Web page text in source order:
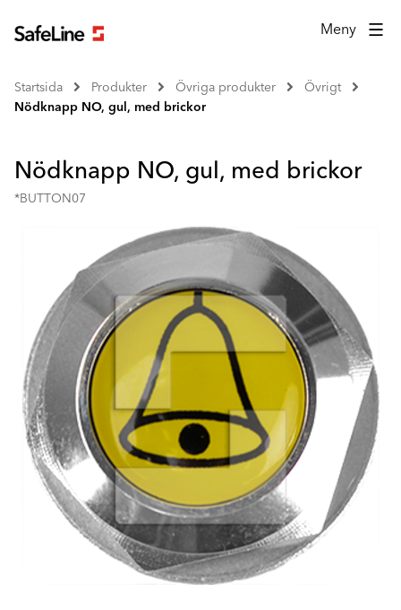
Meny
Startsida Produkter Övriga produkter
Övrigt
Nödknapp NO, gul, med brickor
Nödknapp NO, gul, med brickor
*BUTTON07